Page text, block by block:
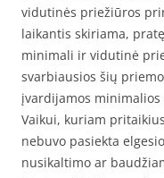
vidutinės priežiūros
laikantis skiriama,
minimali ir vidutinė
svarbiausios šių
įvardijamos
Vaikui, kuriam
nebuvo pasiekta
nusikaltimo ar